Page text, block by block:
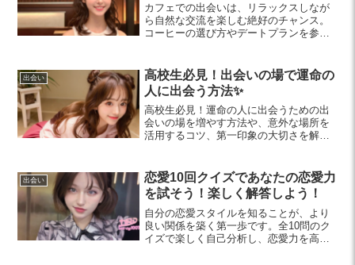
カフェでの出会いは、リラックスしなが
ら自然な交流を楽しむ絶好のチャンス。
コーヒーの選び方やデートプランを参考
出会い
高校生必見！出会いの場で運命の
人に出会う方法✨
高校生必見！運命の人に出会うための出
会いの場を増やす方法や、意外な場所を
活用するコツ、第一印象の大切さを解説
出会い
恋愛10回クイズであなたの恋愛力
を試そう！楽しく解答しよう！
自分の恋愛スタイルを知ることが、より
良い関係を築く第一歩です。全10問のク
イズで楽しく自己分析し、恋愛力を高め